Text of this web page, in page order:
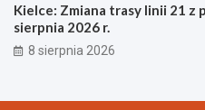
Kielce: Zmiana trasy linii 21 z
sierpnia 2026 r.
8 sierpnia 2026